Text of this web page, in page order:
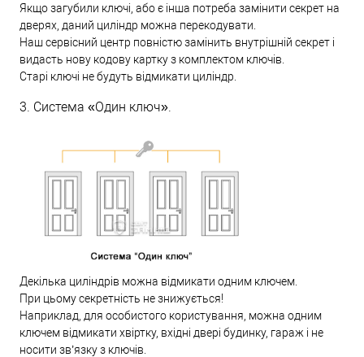
Якщо загубили ключі, або є інша потреба замінити секрет на
дверях, даний циліндр можна перекодувати.
Наш сервісний центр повністю замінить внутрішній секрет і
видасть нову кодову картку з комплектом ключів.
Старі ключі не будуть відмикати циліндр.
3. Система «Один ключ».
Декілька циліндрів можна відмикати одним ключем.
При цьому секретність не знижується!
Наприклад, для особистого користування, можна одним
ключем відмикати хвіртку, вхідні двері будинку, гараж і не
носити зв’язку з ключів.